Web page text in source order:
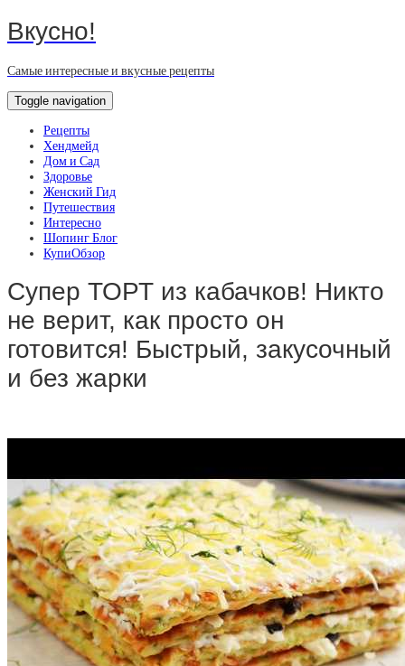
Вкусно!
Самые интересные и вкусные рецепты
Toggle navigation
Рецепты
Хендмейд
Дом и Сад
Здоровье
Женский Гид
Путешествия
Интересно
Шопинг Блог
КупиОбзор
Супер ТОРТ из кабачков! Никто
не верит, как просто он
готовится! Быстрый, закусочный
и без жарки